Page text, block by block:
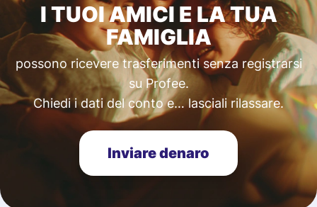
I TUOI AMICI E LA TUA
FAMIGLIA
possono ricevere trasferimenti senza registrarsi
su Profee.
Chiedi i dati del conto e… lasciali rilassare.
Inviare denaro